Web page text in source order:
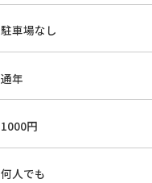
駐車場なし
通年
1000円
何人でも